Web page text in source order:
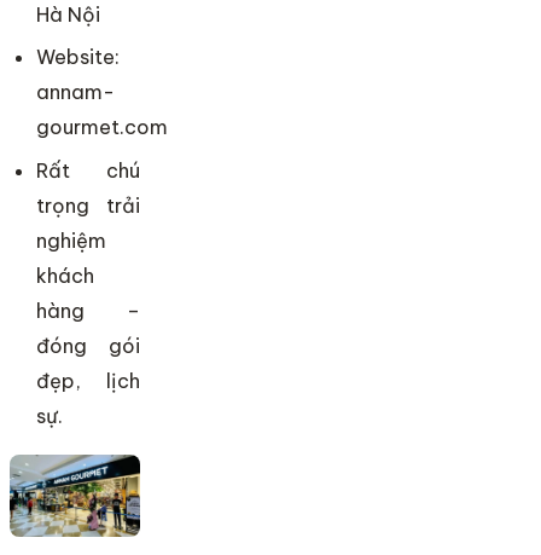
Hà Nội
Website:
annam-
gourmet.com
Rất chú
trọng trải
nghiệm
khách
hàng –
đóng gói
đẹp, lịch
sự.